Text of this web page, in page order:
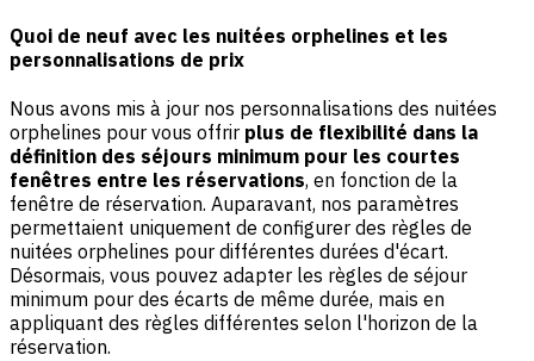
Quoi de neuf avec les nuitées orphelines et les
personnalisations de prix
Nous avons mis à jour nos personnalisations des nuitées
orphelines pour vous offrir plus de flexibilité dans la
définition des séjours minimum pour les courtes
fenêtres entre les réservations, en fonction de la
fenêtre de réservation. Auparavant, nos paramètres
permettaient uniquement de configurer des règles de
nuitées orphelines pour différentes durées d'écart.
Désormais, vous pouvez adapter les règles de séjour
minimum pour des écarts de même durée, mais en
appliquant des règles différentes selon l'horizon de la
réservation.